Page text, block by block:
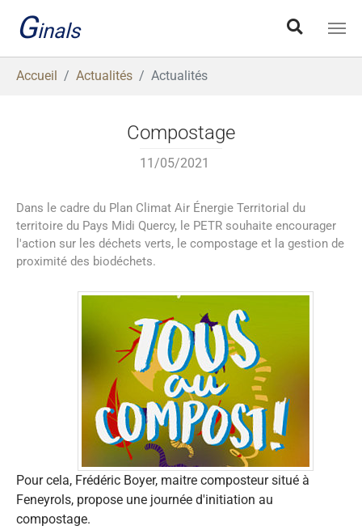
Ginals
Accueil Actualités Actualités
Compostage
11/05/2021
Dans le cadre du Plan Climat Air Énergie Territorial du
territoire du Pays Midi Quercy, le PETR souhaite encourager
l'action sur les déchets verts, le compostage et la gestion de
proximité des biodéchets.
Pour cela, Frédéric Boyer, maitre composteur situé à
Feneyrols, propose une journée d'initiation au
compostage.